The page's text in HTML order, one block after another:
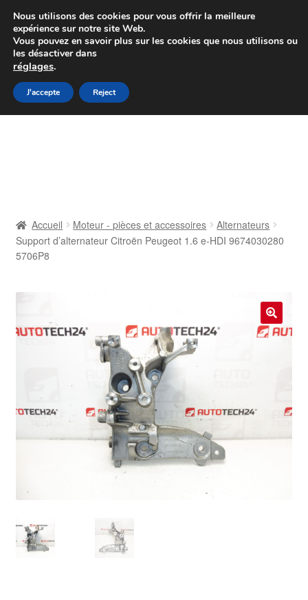
Colissimo livraison à partir de 7 EUR
Du lundi au vendredi de 9 h à 16 h
Aller
à
Aller
au
Contact
Politique de confidentialité
Procédure de Réclamation
Accueil Moteur - pièces et accessoires
Alternateurs
Support d’alternateur Citroën Peugeot 1.6 e-HDI 9674030280
5706P8
🔍
Nous utilisons des cookies pour vous offrir la meilleure
expérience sur notre site Web.
Vous pouvez en savoir plus sur les cookies que nous utilisons ou
les désactiver dans
réglages.
J'accepte Reject